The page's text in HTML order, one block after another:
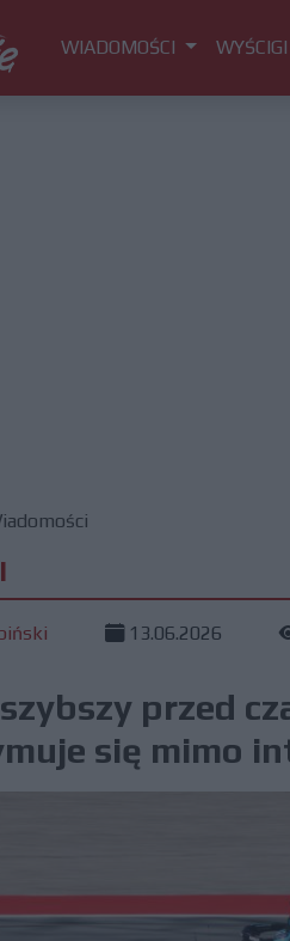
WIADOMOŚCI WYŚCIGI
13.06.2026
przed
się mimo